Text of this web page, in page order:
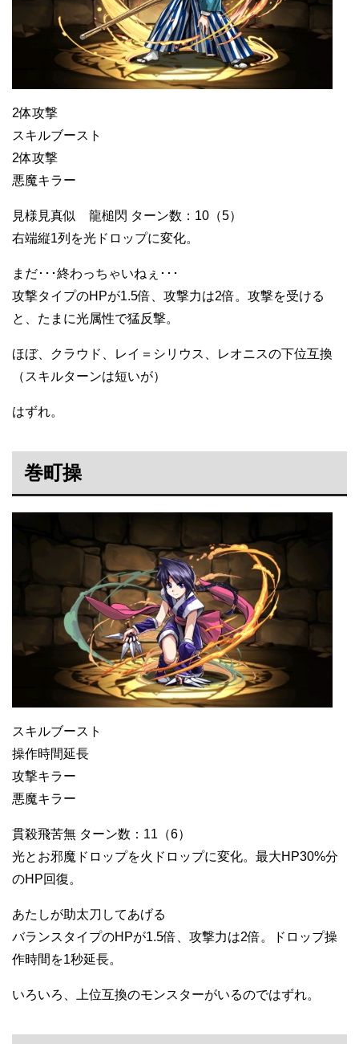
2体攻撃
スキルブースト
2体攻撃
悪魔キラー
見様見真似 龍槌閃 ターン数：10（5）
右端縦1列を光ドロップに変化。
まだ･･･終わっちゃいねぇ･･･
攻撃タイプのHPが1.5倍、攻撃力は2倍。攻撃を受ける
と、たまに光属性で猛反撃。
ほぼ、クラウド、レイ＝シリウス、レオニスの下位互換
（スキルターンは短いが）
はずれ。
巻町操
スキルブースト
操作時間延長
攻撃キラー
悪魔キラー
貫殺飛苦無 ターン数：11（6）
光とお邪魔ドロップを火ドロップに変化。最大HP30%分
のHP回復。
あたしが助太刀してあげる
バランスタイプのHPが1.5倍、攻撃力は2倍。ドロップ操
作時間を1秒延長。
いろいろ、上位互換のモンスターがいるのではずれ。